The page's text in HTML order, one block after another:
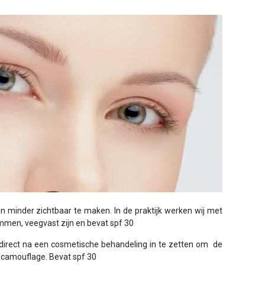
minder zichtbaar te maken. In de praktijk werken wij met
veegvast zijn en bevat spf 30
na een cosmetische behandeling in te zetten om de
Bevat spf 30